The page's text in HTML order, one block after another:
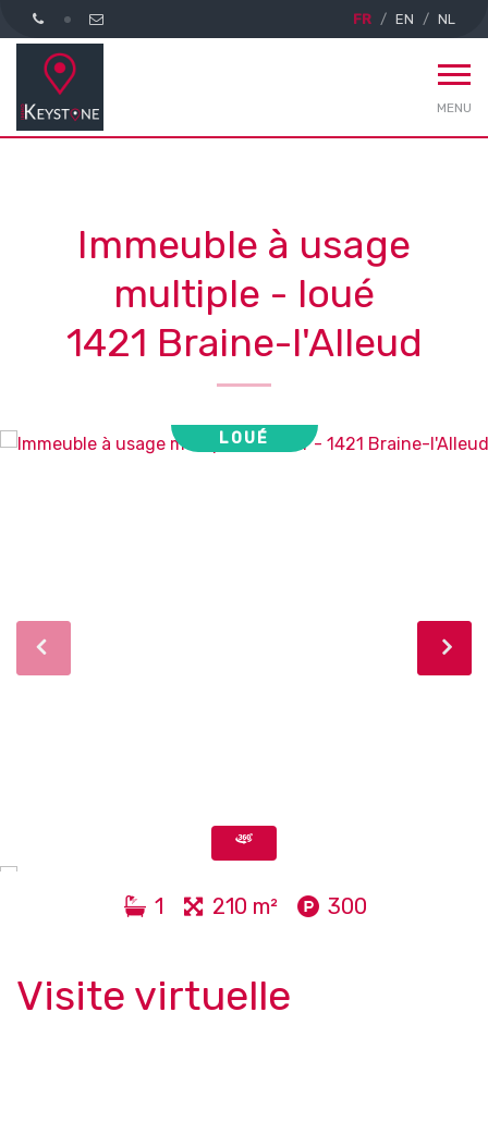
FR EN NL
MENU
Immeuble à usage
multiple - loué
1421 Braine-l'Alleud
LOUÉ
1 210 m² 300
Visite virtuelle